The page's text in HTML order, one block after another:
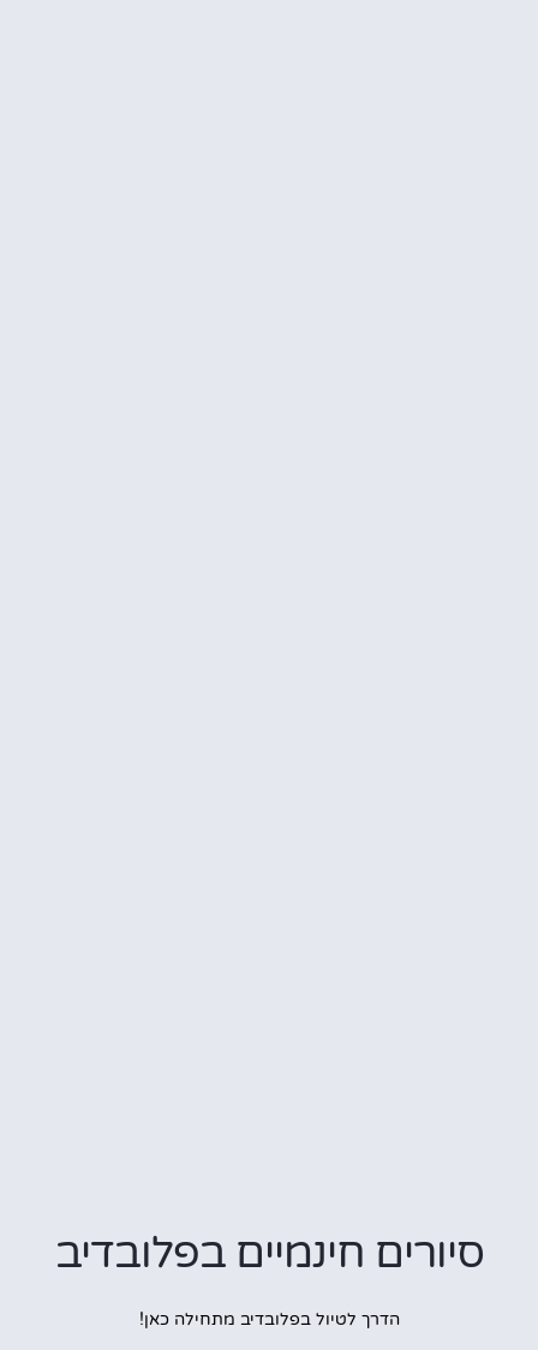
חינמיים בפלובדיב
הדרך לטיול בפלובדיב מתחילה כאן!